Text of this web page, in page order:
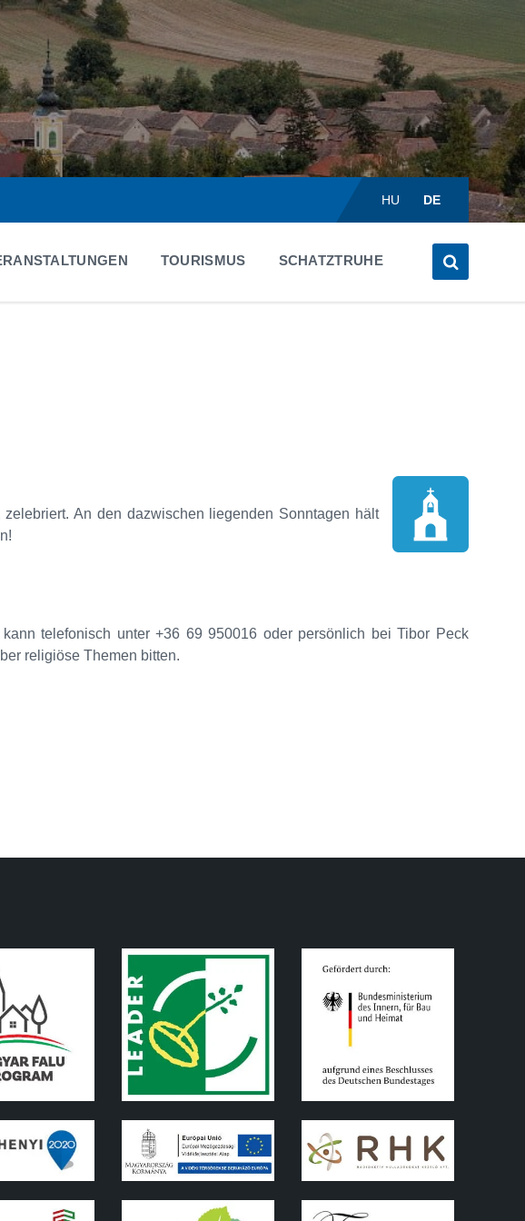
Choose
language:
HU DE
TOURISMUS SCHATZTRUHE
An den dazwischen liegenden Sonntagen hält
telefonisch unter +36 69 950016 oder persönlich bei Tibor Peck
religiöse Themen bitten.